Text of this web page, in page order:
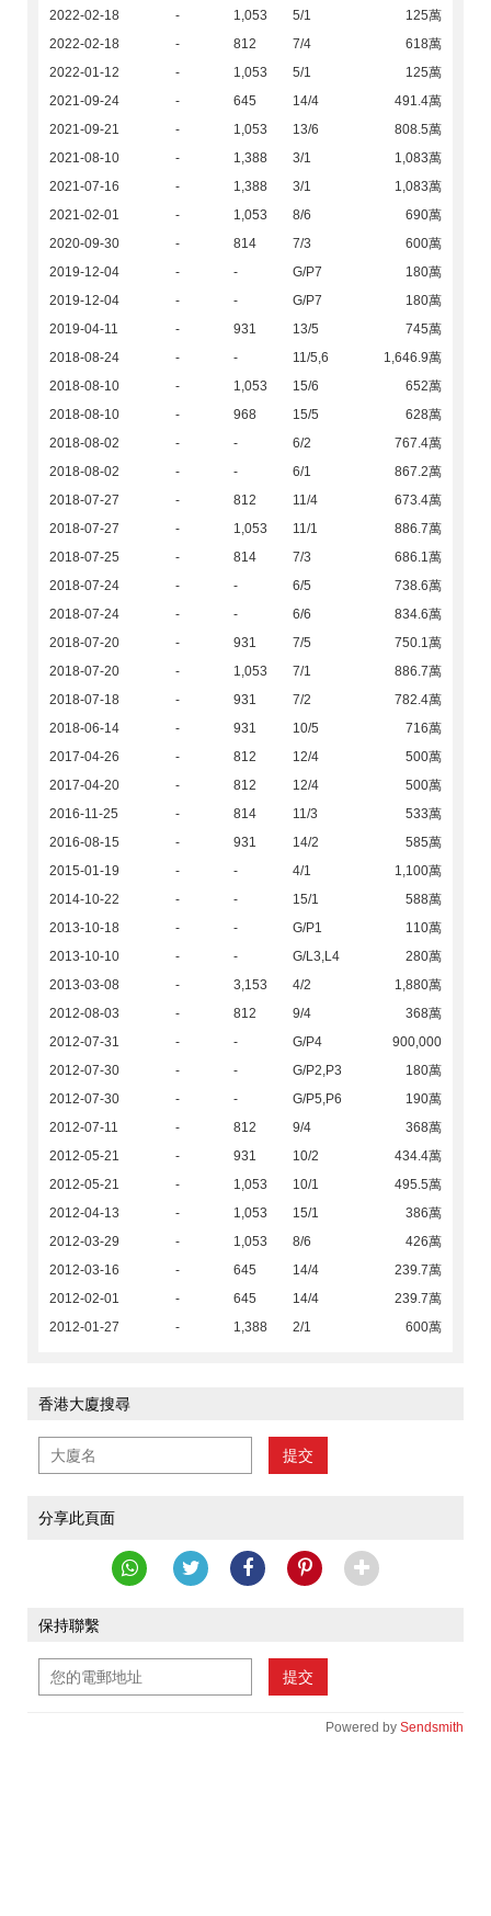
2022-02-18 - 1,053 5/1
125萬
2022-02-18
- 812 7/4
618萬
2022-01-12
- 1,053 5/1
125萬
2021-09-24
- 645 14/4
491.4萬
2021-09-21
- 1,053 13/6
808.5萬
2021-08-10
- 1,388 3/1
1,083萬
2021-07-16
- 1,388 3/1
1,083萬
2021-02-01
- 1,053 8/6
690萬
2020-09-30
- 814 7/3
600萬
2019-12-04
- - G/P7
180萬
2019-12-04
- - G/P7
180萬
2019-04-11
- 931 13/5
745萬
2018-08-24
- - 11/5,6
1,646.9萬
2018-08-10
- 1,053 15/6
652萬
2018-08-10
- 968 15/5
628萬
2018-08-02
- - 6/2
767.4萬
2018-08-02
- - 6/1
867.2萬
2018-07-27
- 812 11/4
673.4萬
2018-07-27
- 1,053 11/1
886.7萬
2018-07-25
- 814 7/3
686.1萬
2018-07-24
- - 6/5
738.6萬
2018-07-24
- - 6/6
834.6萬
2018-07-20
- 931 7/5
750.1萬
2018-07-20
- 1,053 7/1
886.7萬
2018-07-18
- 931 7/2
782.4萬
2018-06-14
- 931 10/5
716萬
2017-04-26
- 812 12/4
500萬
2017-04-20
- 812 12/4
500萬
2016-11-25
- 814 11/3
533萬
2016-08-15
- 931 14/2
585萬
2015-01-19
- - 4/1
1,100萬
2014-10-22
- - 15/1
588萬
2013-10-18
- - G/P1
110萬
2013-10-10
- - G/L3,L4
280萬
2013-03-08
- 3,153 4/2
1,880萬
2012-08-03
- 812 9/4
368萬
2012-07-31
- - G/P4
900,000
2012-07-30
- - G/P2,P3
180萬
2012-07-30
- - G/P5,P6
190萬
2012-07-11
- 812 9/4
368萬
2012-05-21
- 931 10/2
434.4萬
2012-05-21
- 1,053 10/1
495.5萬
2012-04-13
- 1,053 15/1
386萬
2012-03-29
- 1,053 8/6
426萬
2012-03-16
- 645 14/4
239.7萬
2012-02-01
- 645 14/4
239.7萬
2012-01-27
- 1,388 2/1 600萬
香港大廈搜尋
提交
分享此頁面
保持聯繫
提交
Powered by Sendsmith